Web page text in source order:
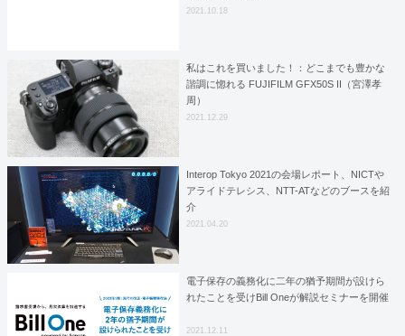
2021.10.18
私はこれを買いました！：どこまでも豊かな
諧調に惚れる FUJIFILM GFX50S II（宮澤孝
周）
2021.12.29
Interop Tokyo 2021の会場レポート、NICTや
アライドテレシス、NTT-ATなどのブースを紹
介
2021.04.20
電子保存の義務化に二年の猶予期間が設けら
れたことを受けBill Oneが解説セミナーを開催
2021.12.11